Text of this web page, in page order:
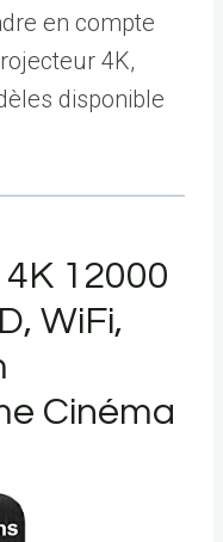
en compte
4K,
disponible
12000
WiFi,
Cinéma